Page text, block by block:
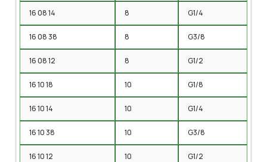
16 08 14 8 G1/4
16 08 38 8 G3/8
16 08 12 8 G1/2
16 10 18 10 G1/8
16 10 14 10 G1/4
16 10 38 10 G3/8
16 10 12 10 G1/2